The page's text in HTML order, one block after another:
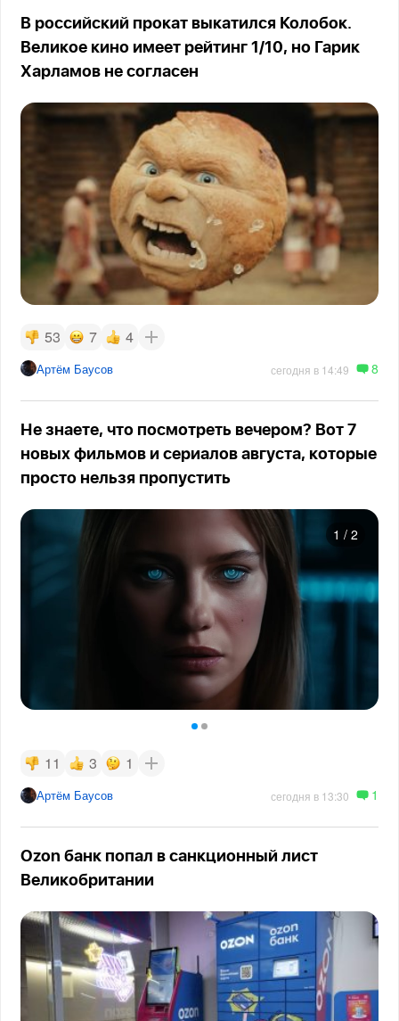
В российский прокат выкатился Колобок.
Великое кино имеет рейтинг 1/10, но Гарик
Харламов не согласен
53 7 4
Артём Баусов сегодня в 14:49 8
Не знаете, что посмотреть вечером? Вот 7
новых фильмов и сериалов августа, которые
просто нельзя пропустить
1 / 2
11 3 1
Артём Баусов сегодня в 13:30 1
Ozon банк попал в санкционный лист
Великобритании